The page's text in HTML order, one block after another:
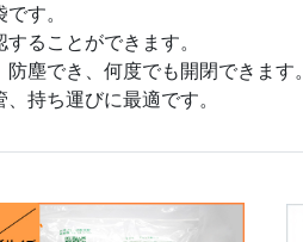
す。
ることができます。
塵でき、何度でも開閉できます。
持ち運びに最適です。